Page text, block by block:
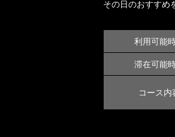
その日のおすすめ
利用可能
滞在可能
コース内